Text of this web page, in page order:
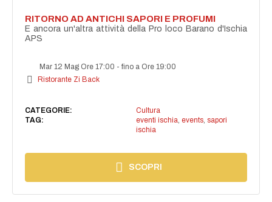
RITORNO AD ANTICHI SAPORI E PROFUMI
E ancora un'altra attività della Pro loco Barano d'Ischia
APS
Mar 12 Mag Ore 17:00 -fino a Ore 19:00
Ristorante Zi Back
CATEGORIE:
Cultura
TAG:
eventi ischia, events, sapori
ischia
SCOPRI